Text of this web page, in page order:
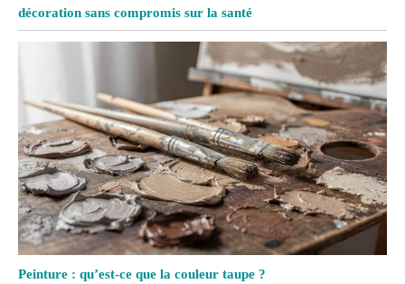
décoration sans compromis sur la santé
Peinture : qu’est-ce que la couleur taupe ?